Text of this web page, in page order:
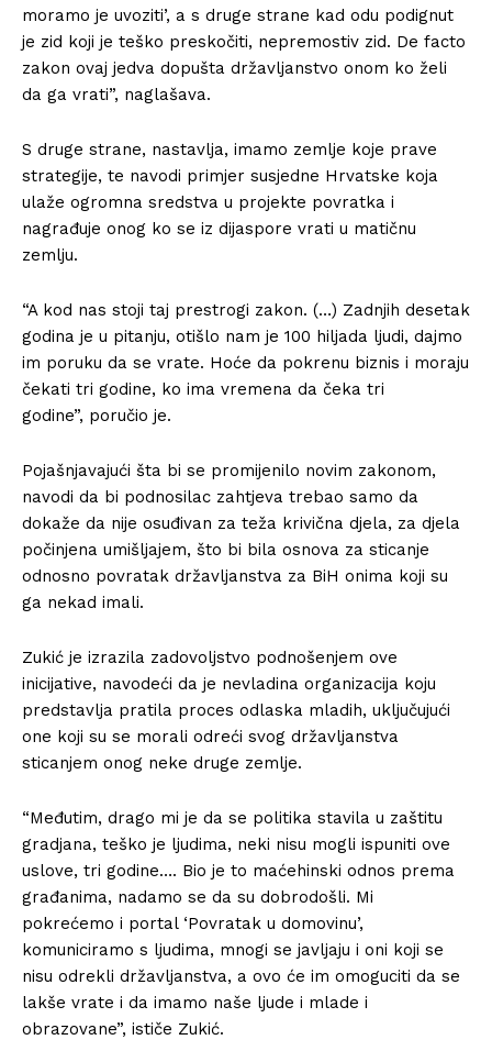
moramo je uvoziti’, a s druge strane kad odu podignut
je zid koji je teško preskočiti, nepremostiv zid. De facto
zakon ovaj jedva dopušta državljanstvo onom ko želi
da ga vrati”, naglašava.
S druge strane, nastavlja, imamo zemlje koje prave
strategije, te navodi primjer susjedne Hrvatske koja
ulaže ogromna sredstva u projekte povratka i
nagrađuje onog ko se iz dijaspore vrati u matičnu
zemlju.
“A kod nas stoji taj prestrogi zakon. (…) Zadnjih desetak
godina je u pitanju, otišlo nam je 100 hiljada ljudi, dajmo
im poruku da se vrate. Hoće da pokrenu biznis i moraju
čekati tri godine, ko ima vremena da čeka tri
godine”, poručio je.
Pojašnjavajući šta bi se promijenilo novim zakonom,
navodi da bi podnosilac zahtjeva trebao samo da
dokaže da nije osuđivan za teža krivična djela, za djela
počinjena umišljajem, što bi bila osnova za sticanje
odnosno povratak državljanstva za BiH onima koji su
ga nekad imali.
Zukić je izrazila zadovoljstvo podnošenjem ove
inicijative, navodeći da je nevladina organizacija koju
predstavlja pratila proces odlaska mladih, uključujući
one koji su se morali odreći svog državljanstva
sticanjem onog neke druge zemlje.
“Međutim, drago mi je da se politika stavila u zaštitu
gradjana, teško je ljudima, neki nisu mogli ispuniti ove
uslove, tri godine…. Bio je to maćehinski odnos prema
građanima, nadamo se da su dobrodošli. Mi
pokrećemo i portal ‘Povratak u domovinu’,
komuniciramo s ljudima, mnogi se javljaju i oni koji se
nisu odrekli državljanstva, a ovo će im omoguciti da se
lakše vrate i da imamo naše ljude i mlade i
obrazovane”, ističe Zukić.